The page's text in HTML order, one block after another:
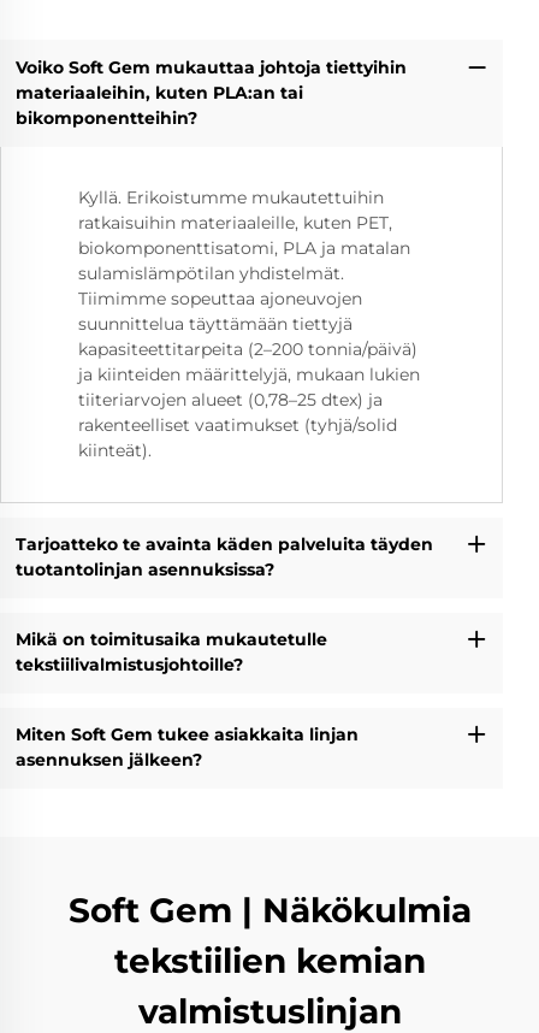
Voiko Soft Gem mukauttaa johtoja tiettyihin
materiaaleihin, kuten PLA:an tai
bikomponentteihin?
Kyllä. Erikoistumme mukautettuihin
ratkaisuihin materiaaleille, kuten PET,
biokomponenttisatomi, PLA ja matalan
sulamislämpötilan yhdistelmät.
Tiimimme sopeuttaa ajoneuvojen
suunnittelua täyttämään tiettyjä
kapasiteettitarpeita (2–200 tonnia/päivä)
ja kiinteiden määrittelyjä, mukaan lukien
tiiteriarvojen alueet (0,78–25 dtex) ja
rakenteelliset vaatimukset (tyhjä/solid
kiinteät).
Tarjoatteko te avainta käden palveluita täyden
tuotantolinjan asennuksissa?
Mikä on toimitusaika mukautetulle
tekstiilivalmistusjohtoille?
Miten Soft Gem tukee asiakkaita linjan
asennuksen jälkeen?
Soft Gem | Näkökulmia
tekstiilien kemian
valmistuslinjan